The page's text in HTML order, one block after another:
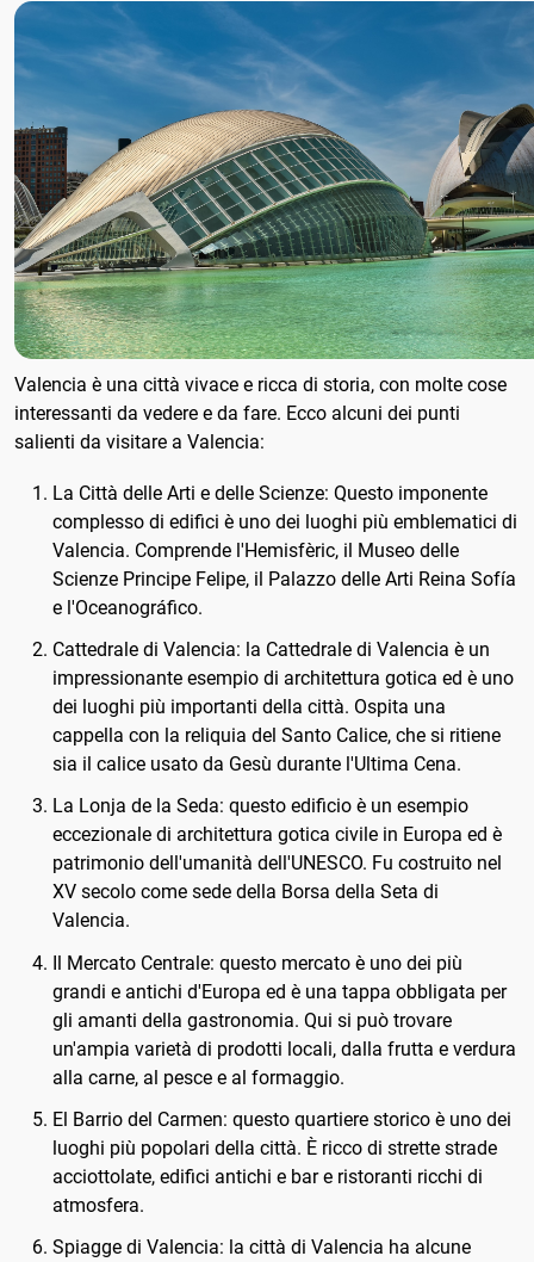
Valencia è una città vivace e ricca di storia, con molte cose
interessanti da vedere e da fare. Ecco alcuni dei punti
salienti da visitare a Valencia:
La Città delle Arti e delle Scienze: Questo imponente
complesso di edifici è uno dei luoghi più emblematici di
Valencia. Comprende l'Hemisfèric, il Museo delle
Scienze Principe Felipe, il Palazzo delle Arti Reina Sofía
e l'Oceanográfico.
Cattedrale di Valencia: la Cattedrale di Valencia è un
impressionante esempio di architettura gotica ed è uno
dei luoghi più importanti della città. Ospita una
cappella con la reliquia del Santo Calice, che si ritiene
sia il calice usato da Gesù durante l'Ultima Cena.
La Lonja de la Seda: questo edificio è un esempio
eccezionale di architettura gotica civile in Europa ed è
patrimonio dell'umanità dell'UNESCO. Fu costruito nel
XV secolo come sede della Borsa della Seta di
Valencia.
Il Mercato Centrale: questo mercato è uno dei più
grandi e antichi d'Europa ed è una tappa obbligata per
gli amanti della gastronomia. Qui si può trovare
un'ampia varietà di prodotti locali, dalla frutta e verdura
alla carne, al pesce e al formaggio.
El Barrio del Carmen: questo quartiere storico è uno dei
luoghi più popolari della città. È ricco di strette strade
acciottolate, edifici antichi e bar e ristoranti ricchi di
atmosfera.
Spiagge di Valencia: la città di Valencia ha alcune